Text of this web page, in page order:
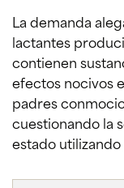
La demanda
lactantes
contienen
efectos nocivos
padres
cuestionando la
estado